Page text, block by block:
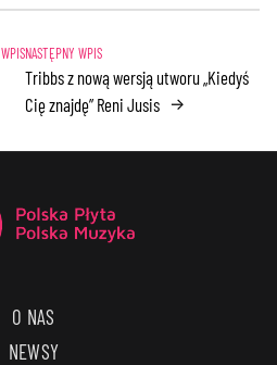
Tribbs z nową wersją utworu „Kiedyś
Cię znajdę” Reni Jusis →
O NAS
NEWSY